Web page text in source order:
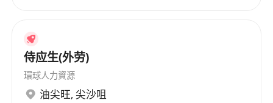
侍应生(外劳)
環球人力資源
油尖旺, 尖沙咀